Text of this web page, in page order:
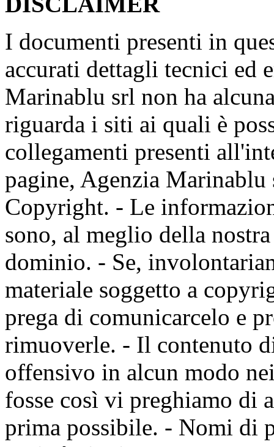
I documenti presenti in
accurati dettagli tecnici ed
Marinablu srl non ha
riguarda i siti ai quali è
collegamenti presenti
pagine, Agenzia
Copyright. - Le
sono, al meglio della
dominio. - Se,
materiale soggetto a
prega di comunicarcelo e
rimuoverle. - Il contenuto
offensivo in alcun modo
fosse così vi preghiamo di
prima possibile. - Nomi di